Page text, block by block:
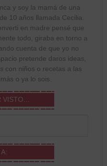
y soy la mamá de una
10 años llamada Cecilia.
en madre pensé que
todo, giraba en torno a
cuenta de que yo no
pretende daros ideas,
con niños o recetas a las
o ya lo sois.
VISTO…